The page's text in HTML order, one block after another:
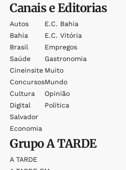
Canais e Editorias
Autos
Bahia
Brasil
Saúde
Cineinsite
Concursos
Cultura
Digital
Salvador
Economia
E.c. Bahia
E.c. Vitória
Empregos
Gastronomia
Muito
Mundo
Opinião
Política
GrupoA TARDE
A TARDE